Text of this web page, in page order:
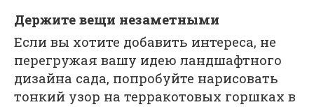
Держите вещи незаметными
Если вы хотите добавить интереса, не
перегружая вашу идею ландшафтного
дизайна сада, попробуйте нарисовать
тонкий узор на терракотовых горшках в